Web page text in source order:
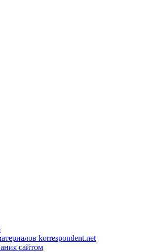
korrespondent.net
сайтом